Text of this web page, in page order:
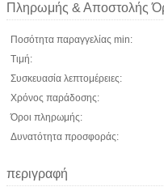
Πληρωμής & Αποστολής
Ποσότητα παραγγελίας min:
Τιμή:
Συσκευασία λεπτομέρειες:
Χρόνος παράδοσης:
Όροι πληρωμής:
Δυνατότητα προσφοράς:
περιγραφή